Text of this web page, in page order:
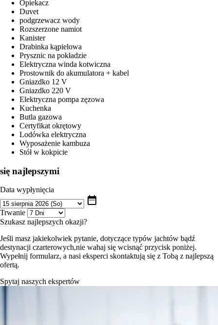
Opiekacz
Duvet
podgrzewacz wody
Rozszerzone namiot
Kanister
Drabinka kąpielowa
Prysznic na pokładzie
Elektryczna winda kotwiczna
Prostownik do akumulatora + kabel
Gniazdko 12 V
Gniazdko 220 V
Elektryczna pompa zęzowa
Kuchenka
Butla gazowa
Certyfikat okrętowy
Lodówka elektryczna
Wyposażenie kambuza
Stół w kokpicie
się najlepszymi
Data wypłynięcia
date_range
Trwanie
Szukasz najlepszych okazji?
Jeśli masz jakiekolwiek pytanie, dotyczące typów jachtów bądź
destynacji czarterowych,nie wahaj się wcisnąć przycisk poniżej.
Wypełnij formularz, a nasi eksperci skontaktują się z Tobą z najlepszą
ofertą.
Spytaj naszych ekspertów